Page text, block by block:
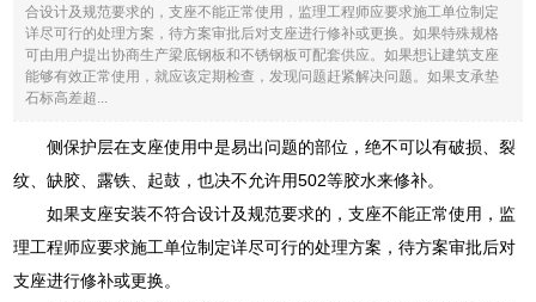
合设计及规范要求的，支座不能正常使用，监理工程师应要求施工单位制定
详尽可行的处理方案，待方案审批后对支座进行修补或更换。如果特殊规格
可由用户提出协商生产梁底钢板和不锈钢板可配套供应。如果想让建筑支座
能够有效正常使用，就应该定期检查，发现问题赶紧解决问题。如果支承垫
石标高差超...
侧保护层在支座使用中是易出问题的部位，绝不可以有破损、裂
纹、缺胶、露铁、起鼓，也决不允许用502等胶水来修补。
如果支座安装不符合设计及规范要求的，支座不能正常使用，监
理工程师应要求施工单位制定详尽可行的处理方案，待方案审批后对
支座进行修补或更换。